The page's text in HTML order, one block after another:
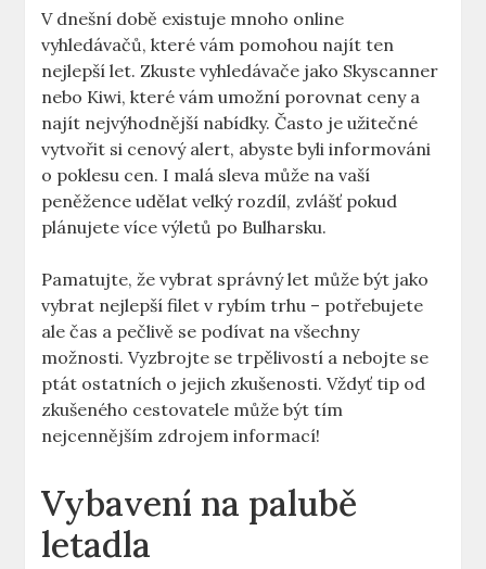
V dnešní době existuje mnoho online
vyhledávačů, které vám pomohou najít ten
nejlepší let. Zkuste vyhledávače jako Skyscanner
nebo Kiwi, které vám umožní porovnat ceny a
najít nejvýhodnější nabídky. Často je užitečné
vytvořit si cenový alert, abyste byli informováni
o poklesu cen. I malá sleva může na vaší
peněžence udělat velký rozdíl, zvlášť pokud
plánujete více výletů po Bulharsku.
Pamatujte, že vybrat správný let může být jako
vybrat nejlepší filet v rybím trhu – potřebujete
ale čas a pečlivě se podívat na všechny
možnosti. Vyzbrojte se trpělivostí a nebojte se
ptát ostatních o jejich zkušenosti. Vždyť tip od
zkušeného cestovatele může být tím
nejcennějším zdrojem informací!
Vybavení na palubě
letadla